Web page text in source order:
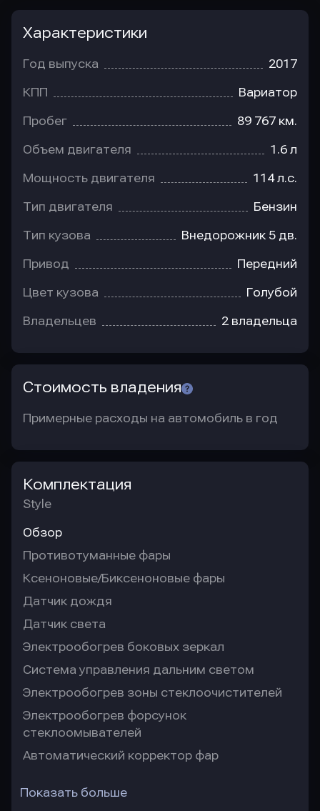
Характеристики
Год выпуска 2017
КПП Вариатор
Пробег 89 767 км.
Объем двигателя 1.6 л
Мощность двигателя 114 л.с.
Тип двигателя Бензин
Тип кузова Внедорожник 5 дв.
Привод Передний
Цвет кузова Голубой
Владельцев 2 владельца
Стоимость владения
Примерные расходы на автомобиль в год
Комплектация
Style
Обзор
Противотуманные фары
Ксеноновые/Биксеноновые фары
Датчик дождя
Датчик света
Электрообогрев боковых зеркал
Система управления дальним светом
Электрообогрев зоны стеклоочистителей
Электрообогрев форсунок
стеклоомывателей
Автоматический корректор фар
Показать больше